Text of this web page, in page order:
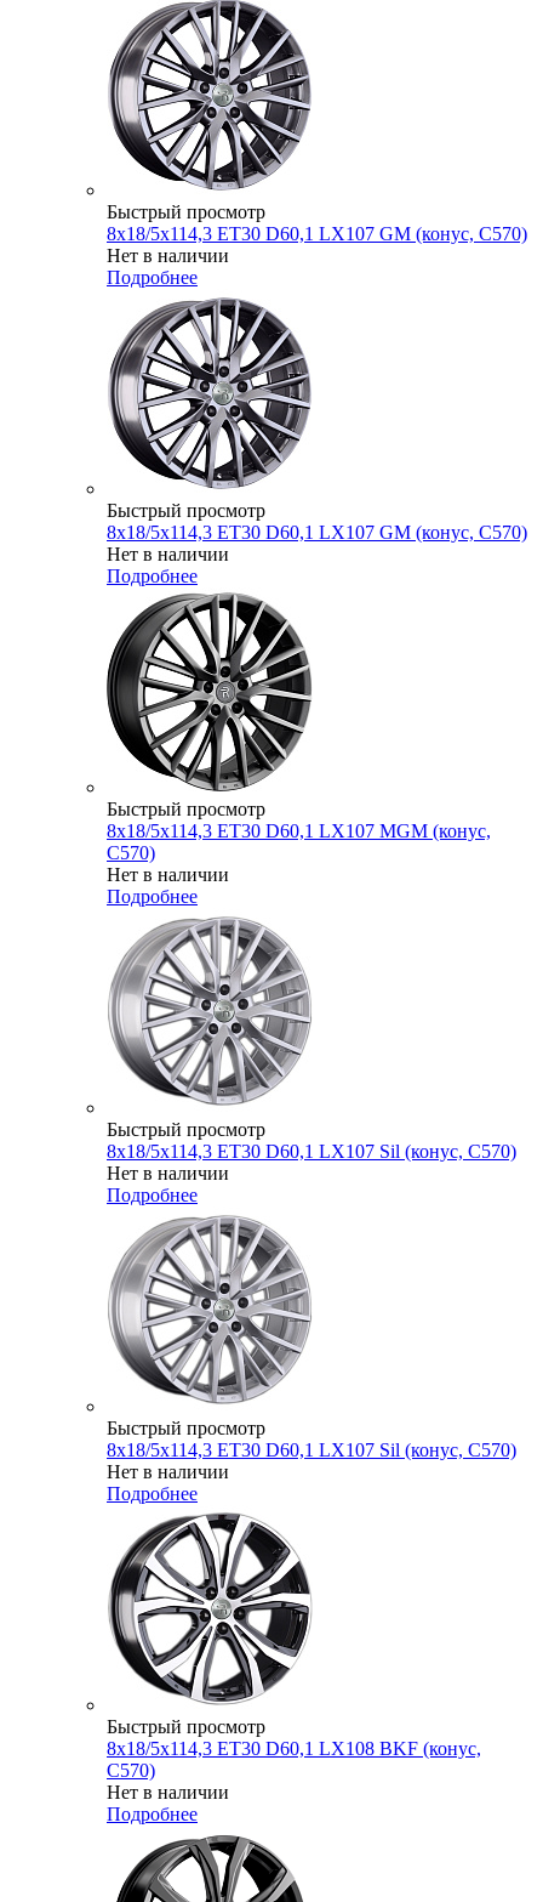
Быстрый просмотр
8x18/5x114,3 ET30 D60,1 LX107 GM (конус, C570)
Нет в наличии
Подробнее
Быстрый просмотр
8x18/5x114,3 ET30 D60,1 LX107 GM (конус, C570)
Нет в наличии
Подробнее
Быстрый просмотр
8x18/5x114,3 ET30 D60,1 LX107 MGM (конус,
C570)
Нет в наличии
Подробнее
Быстрый просмотр
8x18/5x114,3 ET30 D60,1 LX107 Sil (конус, C570)
Нет в наличии
Подробнее
Быстрый просмотр
8x18/5x114,3 ET30 D60,1 LX107 Sil (конус, C570)
Нет в наличии
Подробнее
Быстрый просмотр
8x18/5x114,3 ET30 D60,1 LX108 BKF (конус,
C570)
Нет в наличии
Подробнее